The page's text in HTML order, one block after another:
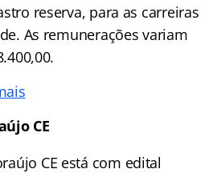
reserva, para as carreiras
As remunerações variam
CE
CE está com edital